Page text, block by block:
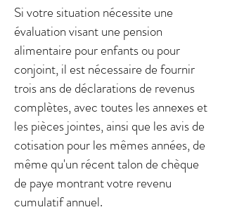
Si votre situation nécessite une
évaluation visant une pension
alimentaire pour enfants ou pour
conjoint, il est nécessaire de fournir
trois ans de déclarations de revenus
complètes, avec toutes les annexes et
les pièces jointes, ainsi que les avis de
cotisation pour les mêmes années, de
même qu'un récent talon de chèque
de paye montrant votre revenu
cumulatif annuel.